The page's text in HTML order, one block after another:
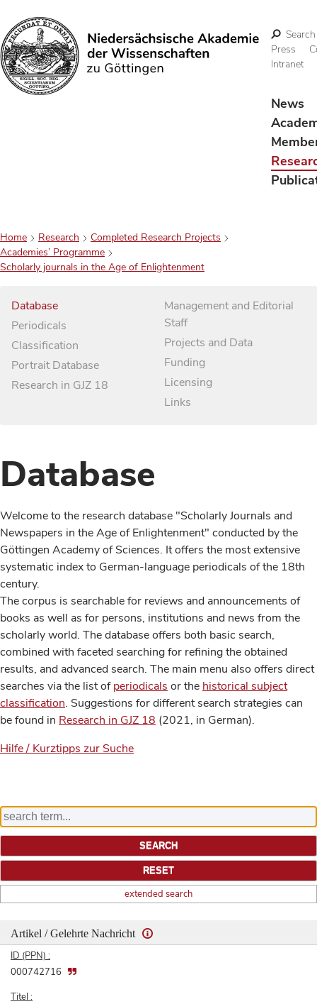
Search
Search
Press
Intranet
News
Home Research
Completed Research Projects
Academies’ Programme
Scholarly journals in the Age of Enlightenment
Database
Periodicals
Classification
Portrait Database
Research in GJZ 18
Management and Editorial
Staff
Projects and Data
Funding
Licensing
Links
Database
Welcome to the research database "Scholarly Journals and
Newspapers in the Age of Enlightenment" conducted by the
Göttingen Academy of Sciences. It offers the most extensive
systematic index to German-language periodicals of the 18th
century.
The corpus is searchable for reviews and announcements of
books as well as for persons, institutions and news from the
scholarly world. The database offers both basic search,
combined with faceted searching for refining the obtained
results, and advanced search. The main menu also offers direct
searches via the list ofperiodicals or the historical subject
classification. Suggestions for different search strategies can
be found in Research in GJZ 18 (2021, in German).
Hilfe / Kurztipps zur Suche
extended search
Artikel / Gelehrte Nachricht
ID (PPN) :
000742716
Titel :